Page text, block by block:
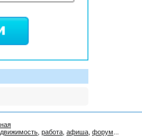
работа афиша форум